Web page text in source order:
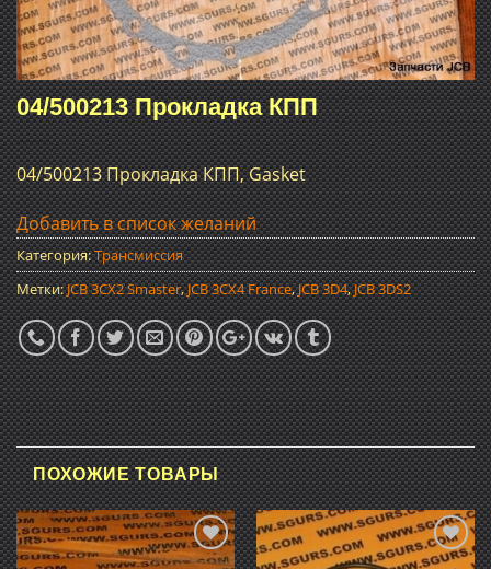
04/500213 Прокладка КПП
04/500213 Прокладка КПП, Gasket
Добавить в список желаний
Категория:Трансмиссия
Метки:JCB 3CX2 Smaster,JCB 3CX4 France,JCB 3D4,JCB 3DS2
ПОХОЖИЕ ТОВАРЫ
Добавить
Добавить